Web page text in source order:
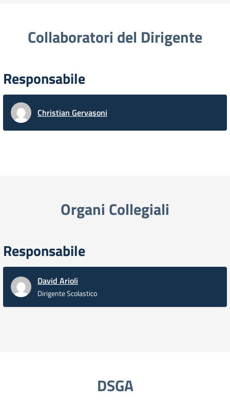
Collaboratori del Dirigente
Responsabile
Christian Gervasoni
Organi Collegiali
Responsabile
David Arioli
Dirigente Scolastico
DSGA